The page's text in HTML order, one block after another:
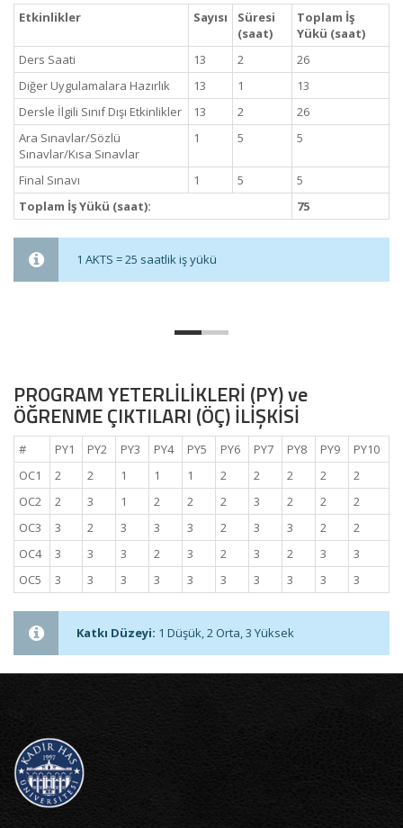
Etkinlikler Sayısı
Süresi
(saat)
Toplam İş
Yükü (saat)
Ders Saati
13 2
26
Diğer Uygulamalara Hazırlık
13 1
13
Dersle İlgili Sınıf Dışı Etkinlikler
13 2
26
Ara Sınavlar/Sözlü
Sınavlar/Kısa Sınavlar
1 5 5
Final Sınavı 1 5
5
Toplam İş Yükü (saat):
75
1 AKTS = 25 saatlik iş yükü
PROGRAM YETERLİLİKLERİ (PY) ve
ÖĞRENME ÇIKTILARI (ÖÇ) İLİŞKİSİ
# PY1 PY2 PY3 PY4 PY5 PY6 PY7 PY8 PY9
PY10
OC1
2 2 1 1 1 2 2 2 2
2
OC2
2 3 1 2 2 2 3 2 2
2
OC3
3 2 3 3 3 2 3 3 2
2
OC4
3 3 3 2 3 2 3 2 3
3
OC5
3 3 3 3 3 3 3 3 3 3
Katkı Düzeyi: 1 Düşük, 2 Orta, 3 Yüksek